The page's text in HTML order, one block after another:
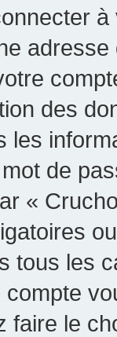
des
les
mot de
«
tous les
faire le